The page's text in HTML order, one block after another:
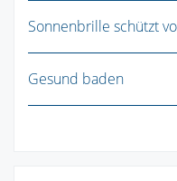
Sonnenbrille schützt
Gesund baden